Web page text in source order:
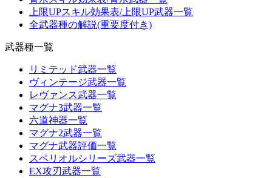
上限UPスキル効果表/上限UP武器一覧
全武器種の解説(重要度付き)
武器種一覧
リミテッド武器一覧
ヴィンテージ武器一覧
レヴァンス武器一覧
マグナ3武器一覧
六道神器一覧
マグナ2武器一覧
マグナ武器評価一覧
スペリオルシリーズ武器一覧
EX攻刃武器一覧